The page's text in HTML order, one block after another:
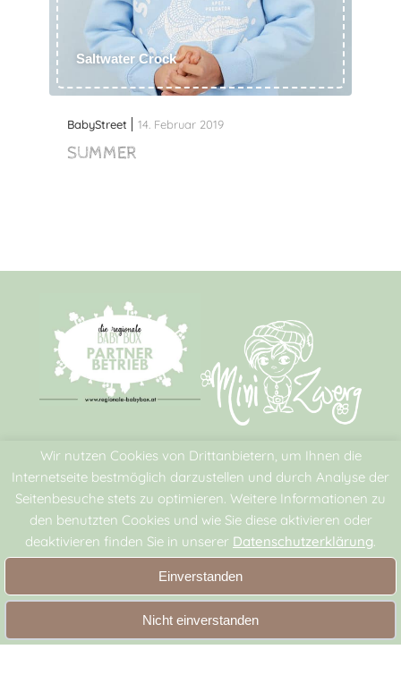
Wir nutzen Cookies von Drittanbietern, um Ihnen die
Internetseite bestmöglich darzustellen und durch Analyse der
Seitenbesuche stets zu optimieren. Weitere Informationen zu
den benutzten Cookies und wie Sie diese aktivieren oder
deaktivieren finden Sie in unserer Datenschutzerklärung.
Einverstanden
Nicht einverstanden
BabyStreet 14. Februar 2019
Saltwater Crock
SUMMER
Rechtliches
AGB
Datenschutz
Impressum
Zahlungsmöglichkeiten